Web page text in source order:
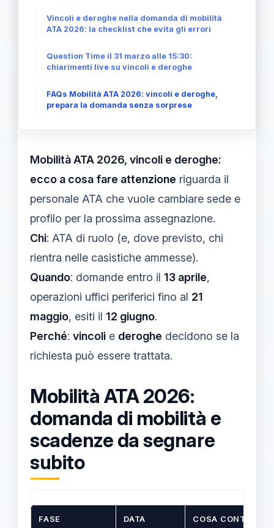
Vincoli e deroghe nella domanda di mobilità
ATA 2026: la checklist che evita gli errori
Question Time il 31 marzo alle 15:30:
chiarimenti live su vincoli e deroghe
FAQs Mobilità ATA 2026: vincoli e deroghe,
prepara la domanda senza sorprese
Mobilità ATA 2026, vincoli e deroghe:
ecco a cosa fare attenzione riguarda il
personale ATA che vuole cambiare sede e
profilo per la prossima assegnazione.
Chi: ATA di ruolo (e, dove previsto, chi
rientra nelle casistiche ammesse).
Quando: domande entro il 13 aprile,
operazioni uffici periferici fino al 21
maggio, esiti il 12 giugno.
Perché: vincoli e deroghe decidono se la
richiesta può essere trattata.
Mobilità ATA 2026:
domanda di mobilità e
scadenze da segnare
subito
FASE DATA COSA